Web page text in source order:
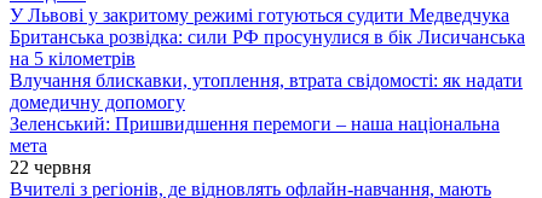
У Львові у закритому режимі готуються судити Медведчука
Британська розвідка: сили РФ просунулися в бік Лисичанська
на 5 кілометрів
Влучання блискавки, утоплення, втрата свідомості: як надати
домедичну допомогу
Зеленський: Пришвидшення перемоги – наша національна
мета
22 червня
Вчителі з регіонів, де відновлять офлайн-навчання, мають